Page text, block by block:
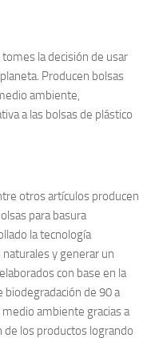
la decisión de usar
Producen bolsas
ambiente,
a las bolsas de plástico
otros artículos producen
para basura
la tecnología
y generar un
con base en la
biodegradación de 90 a
ambiente gracias a
los productos logrando